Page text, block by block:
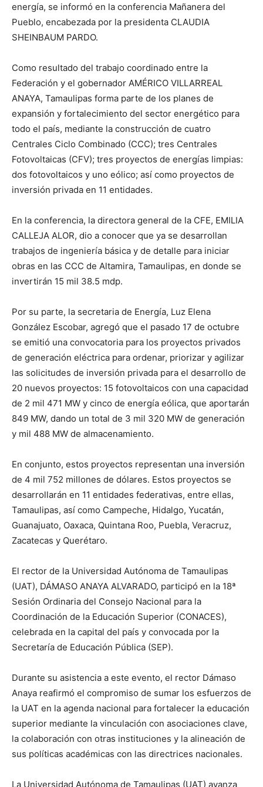
energía, se informó en la conferencia Mañanera del
Pueblo, encabezada por la presidenta CLAUDIA
SHEINBAUM PARDO.
Como resultado del trabajo coordinado entre la
Federación y el gobernador AMÉRICO VILLARREAL
ANAYA, Tamaulipas forma parte de los planes de
expansión y fortalecimiento del sector energético para
todo el país, mediante la construcción de cuatro
Centrales Ciclo Combinado (CCC); tres Centrales
Fotovoltaicas (CFV); tres proyectos de energías limpias:
dos fotovoltaicos y uno eólico; así como proyectos de
inversión privada en 11 entidades.
En la conferencia, la directora general de la CFE, EMILIA
CALLEJA ALOR, dio a conocer que ya se desarrollan
trabajos de ingeniería básica y de detalle para iniciar
obras en las CCC de Altamira, Tamaulipas, en donde se
invertirán 15 mil 38.5 mdp.
Por su parte, la secretaria de Energía, Luz Elena
González Escobar, agregó que el pasado 17 de octubre
se emitió una convocatoria para los proyectos privados
de generación eléctrica para ordenar, priorizar y agilizar
las solicitudes de inversión privada para el desarrollo de
20 nuevos proyectos: 15 fotovoltaicos con una capacidad
de 2 mil 471 MW y cinco de energía eólica, que aportarán
849 MW, dando un total de 3 mil 320 MW de generación
y mil 488 MW de almacenamiento.
En conjunto, estos proyectos representan una inversión
de 4 mil 752 millones de dólares. Estos proyectos se
desarrollarán en 11 entidades federativas, entre ellas,
Tamaulipas, así como Campeche, Hidalgo, Yucatán,
Guanajuato, Oaxaca, Quintana Roo, Puebla, Veracruz,
Zacatecas y Querétaro.
El rector de la Universidad Autónoma de Tamaulipas
(UAT), DÁMASO ANAYA ALVARADO, participó en la 18ª
Sesión Ordinaria del Consejo Nacional para la
Coordinación de la Educación Superior (CONACES),
celebrada en la capital del país y convocada por la
Secretaría de Educación Pública (SEP).
Durante su asistencia a este evento, el rector Dámaso
Anaya reafirmó el compromiso de sumar los esfuerzos de
la UAT en la agenda nacional para fortalecer la educación
superior mediante la vinculación con asociaciones clave,
la colaboración con otras instituciones y la alineación de
sus políticas académicas con las directrices nacionales.
La Universidad Autónoma de Tamaulipas (UAT) avanza